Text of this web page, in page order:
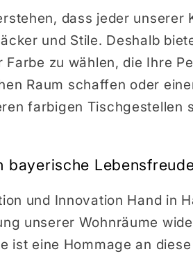
dass jeder
und Stile. Deshalb
zu wählen, die Ihre
Raum schaffen oder
farbigen Tischgestellen
bayerische
und Innovation Hand in
unserer Wohnräume
ist eine Hommage an